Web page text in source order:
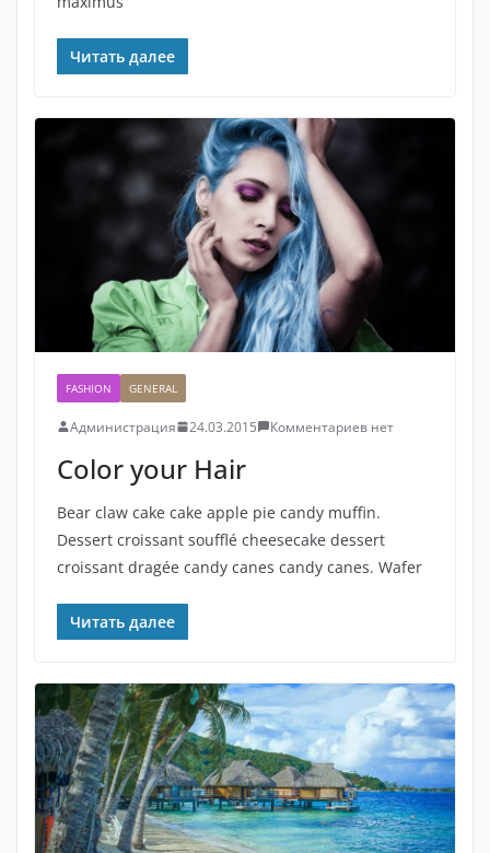
Читать далее
FASHION GENERAL
Администрация 24.03.2015 Комментариев нет
Color your Hair
Bear claw cake cake apple pie candy muffin.
Dessert croissant soufflé cheesecake dessert
croissant dragée candy canes candy canes. Wafer
Читать далее